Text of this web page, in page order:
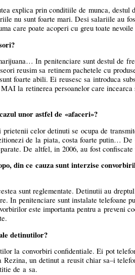
explica prin conditiile de munca,
nu sunt foarte mari. Desi salariile au
care poate acoperi cu greu toate
In penitenciare sunt destul de
reusim sa retinem pachetele cu
foarte abili. Ei reusesc sa introduca
la retinerea persoanelor care incearca
unor astfel de «afaceri»?
celor detinuti se ocupa de
de la piata, costa foarte putin…
De altfel, in 2006, au fost
din ce cauza sunt interzise
sunt reglementate. Detinutii au
In penitenciare sunt instalate telefoane
este importanta pentru a preveni
detinutilor?
la convorbiri confidentiale. Ei pot
un detinut a reusit chiar sa–i
de a sa.